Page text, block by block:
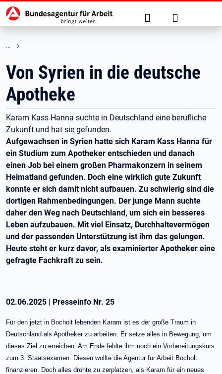
zu den Hauptinhalten springen
Hauptnavigation Suche Anmelden
Von Syrien in die deutsche
Apotheke
Karam Kass Hanna suchte in Deutschland eine berufliche
Zukunft und hat sie gefunden.
Aufgewachsen in Syrien hatte sich Karam Kass Hanna für
ein Studium zum Apotheker entschieden und danach
einen Job bei einem großen Pharmakonzern in seinem
Heimatland gefunden. Doch eine wirklich gute Zukunft
konnte er sich damit nicht aufbauen. Zu schwierig sind die
dortigen Rahmenbedingungen. Der junge Mann suchte
daher den Weg nach Deutschland, um sich ein besseres
Leben aufzubauen. Mit viel Einsatz, Durchhaltevermögen
und der passenden Unterstützung ist ihm das gelungen.
Heute steht er kurz davor, als examinierter Apotheker eine
gefragte Fachkraft zu sein.
02.06.2025 | Presseinfo Nr. 25
Für den jetzt in Bocholt lebenden Karam ist es der große Traum in
Deutschland als Apotheker zu arbeiten. Er setze alles in Bewegung, um
dieses Ziel zu erreichen. Am Ende fehlte ihm noch ein Vorbereitungskurs
zum 3. Staatsexamen. Diesen wollte die Agentur für Arbeit Bocholt
finanzieren. Doch alles drohte zu zerplatzen, als Karam für ein neues